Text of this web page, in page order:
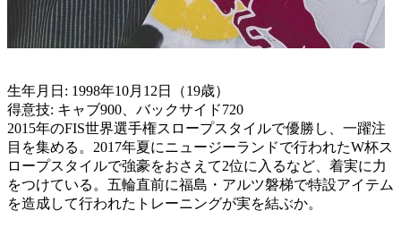
生年月日: 1998年10月12日（19歳）
得意技: キャブ900、バックサイド720
2015年のFIS世界選手権スロープスタイルで優勝し、一躍注
目を集める。2017年夏にニュージーランドで行われたW杯ス
ロープスタイルで強豪をおさえて2位に入るなど、着実に力
をつけている。五輪直前に福島・アルツ磐梯で特設アイテム
を造成して行われたトレーニングが実を結ぶか。